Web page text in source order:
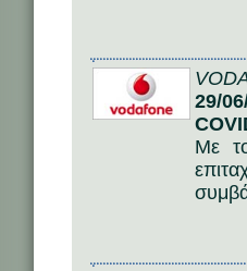
29/
Με